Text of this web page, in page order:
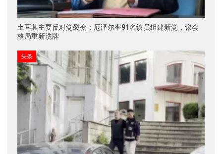
土耳其主要反对党裂变：厄泽尔率91名议员组建新党，议会
格局重新洗牌
头条